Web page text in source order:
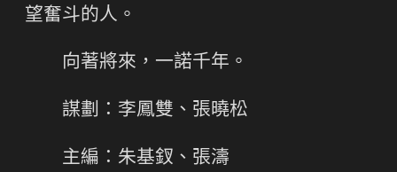
望奮斗的人。
向著將來，一諾千年。
謀劃：李鳳雙、張曉松
主編：朱基釵、張濤